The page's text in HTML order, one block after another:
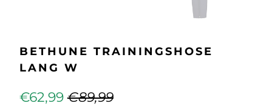
BETHUNE TRAININGSHOSE
LANG W
€62,99 €89,99